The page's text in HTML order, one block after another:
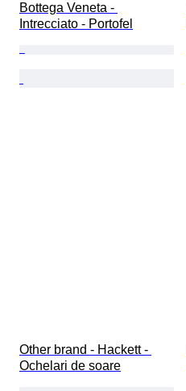
Bottega Veneta -
Intrecciato - Portofel
Other brand - Hackett -
Ochelari de soare